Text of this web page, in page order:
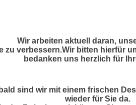
Wir arbeiten aktuell daran,
zu verbessern.Wir bitten hierfür
bedanken uns herzlich für
sind wir mit einem frischen
wieder für Sie da.